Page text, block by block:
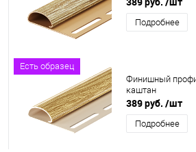
Подробнее
Есть образец
Финишный
каштан
389 руб. /шт
Подробнее